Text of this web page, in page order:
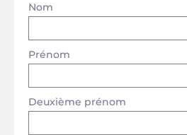
Nom
Prénom
Deuxième prénom